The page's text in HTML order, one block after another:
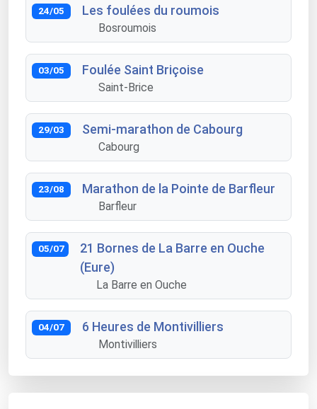
24/05 Les foulées du roumois
Bosroumois
03/05 Foulée Saint Briçoise
Saint-Brice
29/03 Semi-marathon de Cabourg
Cabourg
23/08 Marathon de la Pointe de Barfleur
Barfleur
05/07
21 Bornes de La Barre en Ouche
(Eure)
La Barre en Ouche
04/07 6 Heures de Montivilliers
Montivilliers